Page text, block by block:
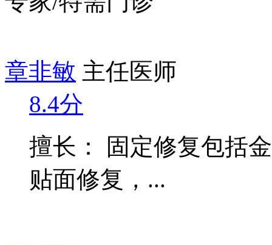
章非敏 主任医师
8.4分
擅长： 固定修复包括
贴面修复，...